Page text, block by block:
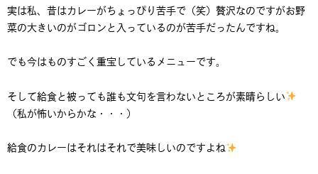
実は私、昔はカレーがちょっぴり苦手で（笑）贅沢なのですがお野
菜の大きいのがゴロンと入っているのが苦手だったんですね。
でも今はものすごく重宝しているメニューです。
そして給食と被っても誰も文句を言わないところが素晴らしい
（私が怖いからかな・・・）
給食のカレーはそれはそれで美味しいのですよね